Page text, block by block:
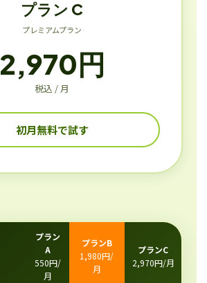
プラン C
プレミアムプラン
2,970円
税込 / 月
初月無料で試す
プラン
A
550円/
月
プランB
1,980円/
月
プランC
2,970円/月